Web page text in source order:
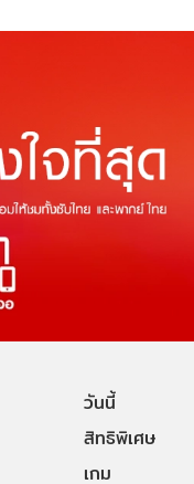
วันนี้
สิทธิพิเศษ
เกม